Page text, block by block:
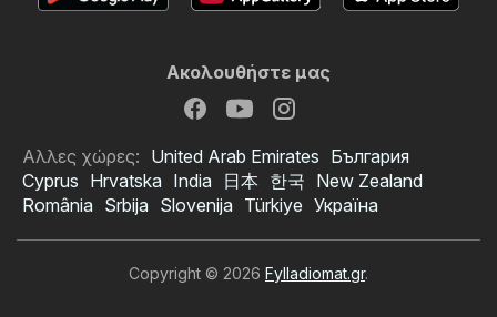
Ακολουθήστε μας
Αλλες χώρες: United Arab Emirates България
Cyprus Hrvatska India 日本 한국 New Zealand
România Srbija Slovenija Türkiye Україна
Copyright © 2026 Fylladiomat.gr.